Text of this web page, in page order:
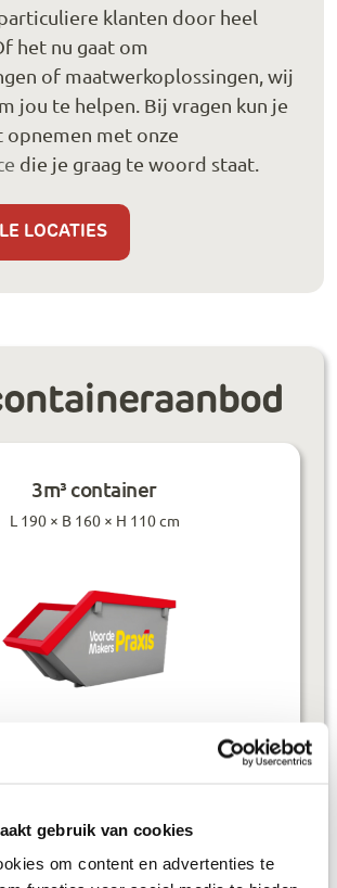
gebruik van cookies
om content en advertenties te
klanten door heel
het nu gaat om
of maatwerkoplossingen, wij
jou te helpen. Bij vragen kun je
met onze
die je graag te woord staat.
LOCATIES
3m³ container
L 190 × B 160 × H 110 cm
€179 ,-